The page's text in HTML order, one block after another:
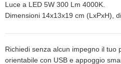
Luce a LED 5W 300 Lm 4000K.
Dimensioni 14x13x19 cm (LxPxH),
Richiedi senza alcun impegno il tuo
orientabile con USB e appoggio